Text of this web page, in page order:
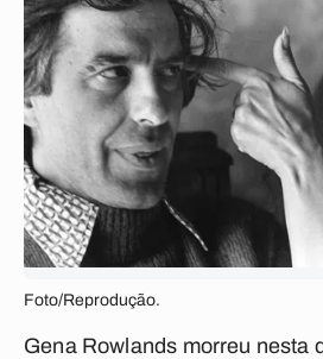
Foto/Reprodução.
Gena Rowlands morreu nesta